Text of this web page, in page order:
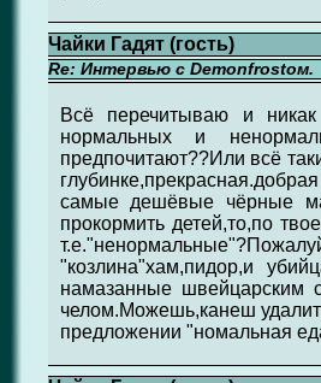
Чайки Гадят (гость)
Re: Интервью с Demonfrostом.
Всё перечитываю и
нормальных и
предпочитают??Или всё
самые дешёвые чёрные
прокормить детей,то,по
"козлина"хам,пидор,и
намазанные швейцарским
челом.Можешь,канеш
предложении "номальная